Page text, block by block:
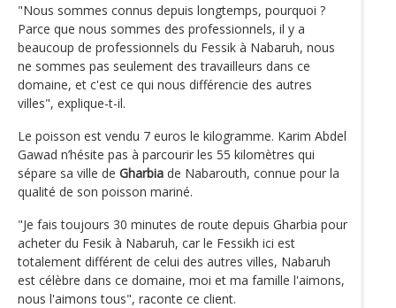
"Nous sommes connus depuis longtemps, pourquoi ?
Parce que nous sommes des professionnels, il y a
beaucoup de professionnels du Fessik à Nabaruh, nous
ne sommes pas seulement des travailleurs dans ce
domaine, et c'est ce qui nous différencie des autres
villes", explique-t-il.
Le poisson est vendu 7 euros le kilogramme. Karim Abdel
Gawad n’hésite pas à parcourir les 55 kilomètres qui
sépare sa ville de Gharbia de Nabarouth, connue pour la
qualité de son poisson mariné.
"Je fais toujours 30 minutes de route depuis Gharbia pour
acheter du Fesik à Nabaruh, car le Fessikh ici est
totalement différent de celui des autres villes, Nabaruh
est célèbre dans ce domaine, moi et ma famille l'aimons,
nous l'aimons tous", raconte ce client.